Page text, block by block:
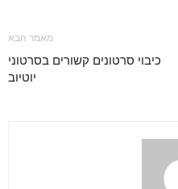
מאמר הבא
כיבוי סרטונים קשורים בסרטוני
יוטיוב